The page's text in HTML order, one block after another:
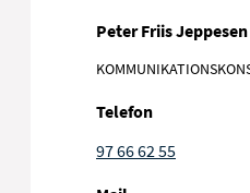
Peter Friis Jeppesen
Telefon
97 66 62 55